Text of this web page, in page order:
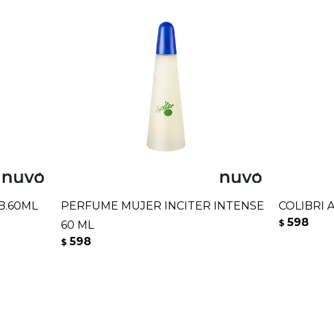
PERFUME MUJER INCITER INTENSE
60 ML
$ 598
COLIBRI
$ 598